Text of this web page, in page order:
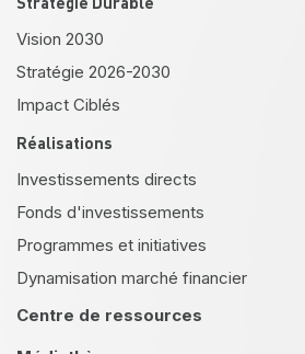
Vision 2030
Stratégie 2026-2030
Impact Ciblés
Réalisations
Investissements directs
Fonds d'investissements
Programmes et initiatives
Dynamisation marché financier
Centre de ressources